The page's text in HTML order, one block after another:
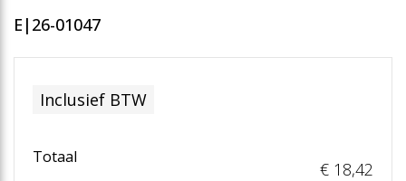
E|26-01047
Inclusief BTW
Totaal
€ 18,42